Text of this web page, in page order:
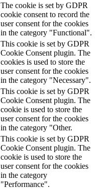
The cookie is set by GDPR
cookie consent to record the
user consent for the cookies
in the category "Functional".
This cookie is set by GDPR
Cookie Consent plugin. The
cookies is used to store the
user consent for the cookies
in the category "Necessary".
This cookie is set by GDPR
Cookie Consent plugin. The
cookie is used to store the
user consent for the cookies
in the category "Other.
This cookie is set by GDPR
Cookie Consent plugin. The
cookie is used to store the
user consent for the cookies
in the category
"Performance".